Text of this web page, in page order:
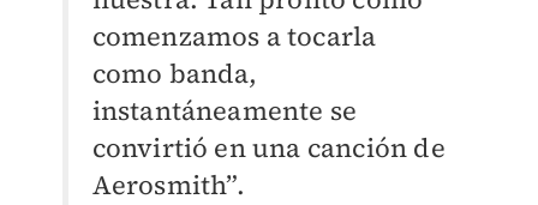
comenzamos a tocarla
como banda,
instantáneamente se
convirtió en una canción de
Aerosmith”.